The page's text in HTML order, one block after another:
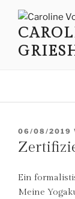
Inhalt
springen
AM
06/08/2019
Ein
Meine